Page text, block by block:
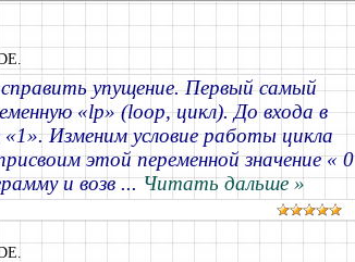
упущение. Первый самый
«lp» (loop, цикл). До входа в
Изменим условие работы цикла
этой переменной значение « 0
и возв...Читать дальше »